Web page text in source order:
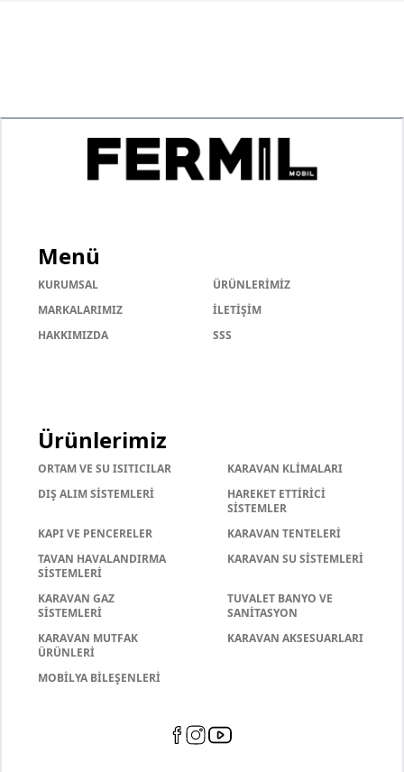
Menü
KURUMSAL
ÜRÜNLERİMİZ
MARKALARIMIZ
İLETİŞİM
HAKKIMIZDA
SSS
Ürünlerimiz
ORTAM VE SU ISITICILAR
KARAVAN KLİMALARI
DIŞ ALIM SİSTEMLERİ
HAREKET ETTİRİCİ
SİSTEMLER
KAPI VE PENCERELER
KARAVAN TENTELERİ
TAVAN HAVALANDIRMA
SİSTEMLERİ
KARAVAN SU SİSTEMLERİ
KARAVAN GAZ
SİSTEMLERİ
TUVALET BANYO VE
SANİTASYON
KARAVAN MUTFAK
ÜRÜNLERİ
KARAVAN AKSESUARLARI
MOBİLYA BİLEŞENLERİ